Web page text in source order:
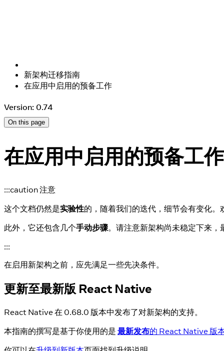
新架构迁移指南
在应用中启用的预备工作
Version: 0.74
On this page
在应用中启用的预备工作
:::caution 注意
这个文档仍然是实验性的，随着我们的迭代，细节会有变化。
此外，它还包含几个手动步骤。请注意新架构尚未稳定下来
:::
在启用新架构之前，应先满足一些先决条件。
更新至最新版 React Native
React Native 在 0.68.0 版本中发布了对新架构的支持。
本指南的撰写是基于你使用的是 最新发布的 React Native 版